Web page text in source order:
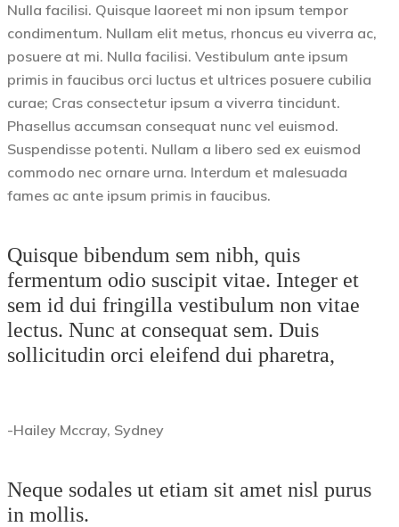
Nulla facilisi. Quisque laoreet mi non ipsum tempor
condimentum. Nullam elit metus, rhoncus eu viverra ac,
posuere at mi. Nulla facilisi. Vestibulum ante ipsum
primis in faucibus orci luctus et ultrices posuere cubilia
curae; Cras consectetur ipsum a viverra tincidunt.
Phasellus accumsan consequat nunc vel euismod.
Suspendisse potenti. Nullam a libero sed ex euismod
commodo nec ornare urna. Interdum et malesuada
fames ac ante ipsum primis in faucibus.
Quisque bibendum sem nibh, quis
fermentum odio suscipit vitae. Integer et
sem id dui fringilla vestibulum non vitae
lectus. Nunc at consequat sem. Duis
sollicitudin orci eleifend dui pharetra,
-Hailey Mccray, Sydney
Neque sodales ut etiam sit amet nisl purus
in mollis.